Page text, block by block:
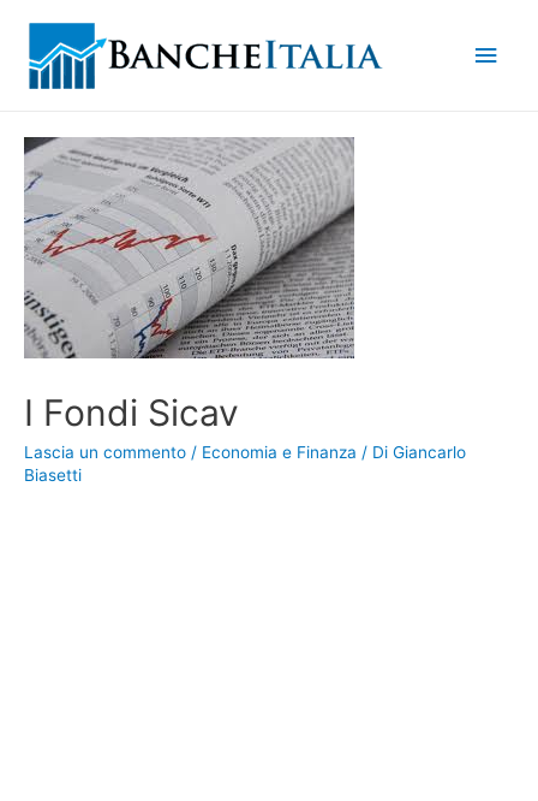
I Fondi Sicav
Lascia un commento / Economia e Finanza / Di Giancarlo
Biasetti